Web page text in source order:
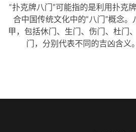
“扑克牌八门”可能指的是利用扑克
合中国传统文化中的“八门”概念
甲，包括休门、生门、伤门、杜门
门，分别代表不同的吉凶含义